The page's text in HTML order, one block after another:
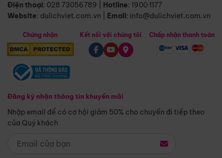
Điện thoại: 028 73056789 Hotline: 1900 1177
Website: dulichviet.com.vn Email: info@dulichviet.com.vn
Chứng nhận
Đăng ký nhận thông tin khuyến mãi
Nhập email để có cơ hội giảm 50% cho chuyến đi tiếp theo
của Quý khách
Kết nối với chúng tôi Chấp nhận thanh toán